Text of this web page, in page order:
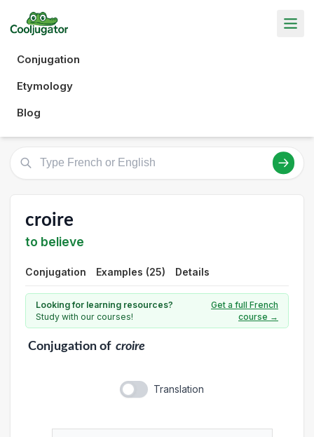
Conjugation
Etymology
Blog
croire
to believe
Conjugation Examples (25) Details
Looking for learning resources?
Study with our courses!
Get a full French
course →
Conjugationof croire
Translation